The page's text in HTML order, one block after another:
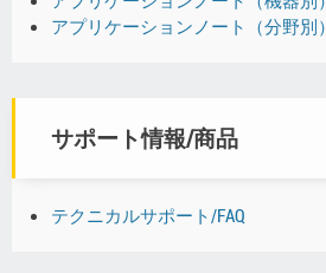
アプリケーションノート（分野別）
サポート情報/商品
テクニカルサポート/FAQ